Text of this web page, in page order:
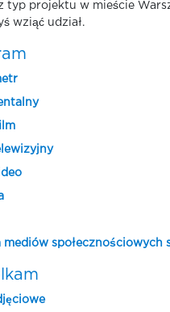
typ projektu w mieście
wziąć udział.
mediów społecznościowych